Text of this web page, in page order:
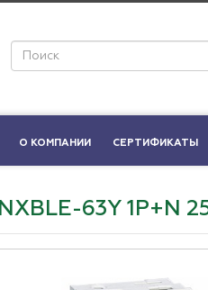
О КОМПАНИИ СЕРТИФИКАТЫ
NXBLE-63Y 1P+N